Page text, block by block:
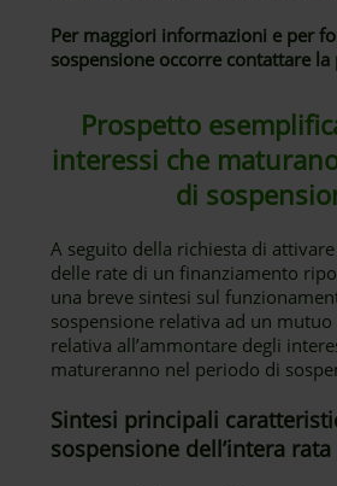
Per maggiori informazioni e per
sospensione occorre contattare
Prospetto
interessi che
di
A seguito della richiesta di
delle rate di un finanziamento
una breve sintesi sul
sospensione relativa ad un
relativa all’ammontare degli
matureranno nel periodo di
Sintesi principali
sospensione dell’intera rata